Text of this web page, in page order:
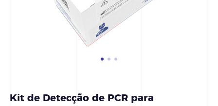
Kit de Detecção de PCR para